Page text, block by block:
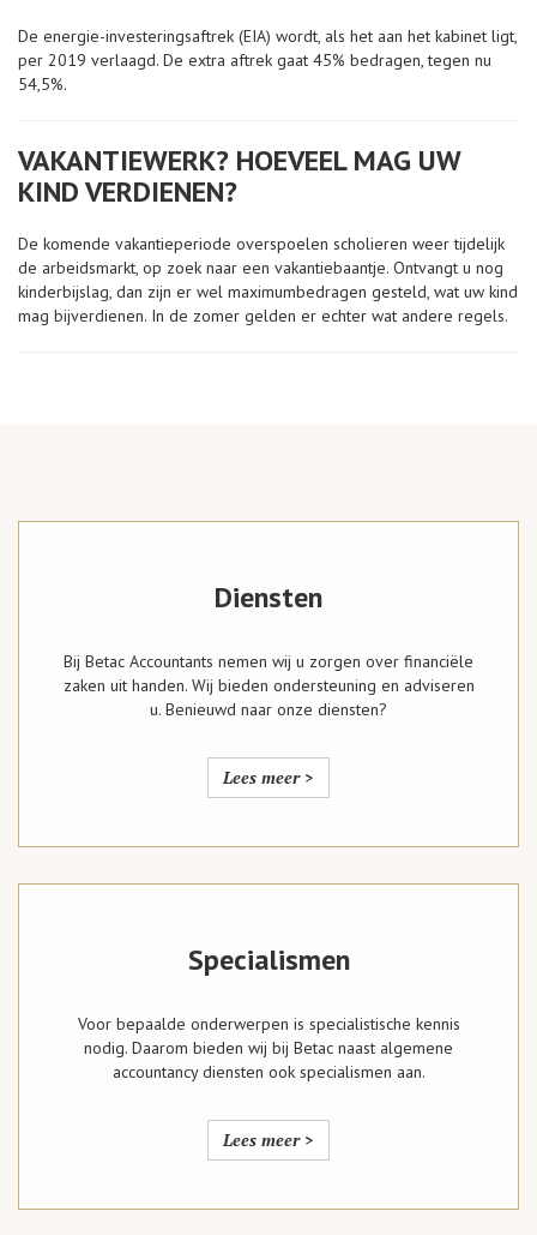
De energie-investeringsaftrek (EIA) wordt, als het aan het kabinet ligt,
per 2019 verlaagd. De extra aftrek gaat 45% bedragen, tegen nu
54,5%.
VAKANTIEWERK? HOEVEEL MAG UW
KIND VERDIENEN?
De komende vakantieperiode overspoelen scholieren weer tijdelijk
de arbeidsmarkt, op zoek naar een vakantiebaantje. Ontvangt u nog
kinderbijslag, dan zijn er wel maximumbedragen gesteld, wat uw kind
mag bijverdienen. In de zomer gelden er echter wat andere regels.
Diensten
Bij Betac Accountants nemen wij u zorgen over financiële
zaken uit handen. Wij bieden ondersteuning en adviseren
u. Benieuwd naar onze diensten?
Lees meer >
Specialismen
Voor bepaalde onderwerpen is specialistische kennis
nodig. Daarom bieden wij bij Betac naast algemene
accountancy diensten ook specialismen aan.
Lees meer >